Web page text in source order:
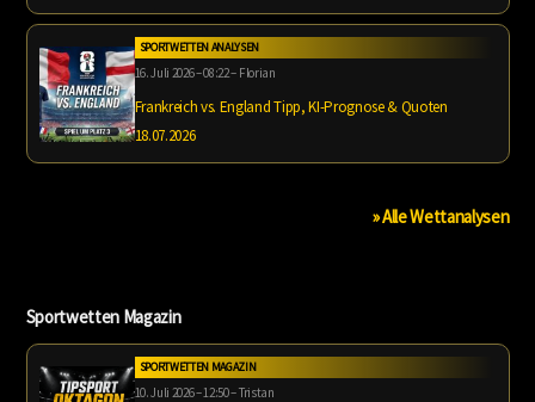
SPORTWETTEN ANALYSEN
16. Juli 2026 – 08:22 – Florian
Frankreich vs. England Tipp, KI-Prognose & Quoten
18.07.2026
» Alle Wettanalysen
Sportwetten Magazin
SPORTWETTEN MAGAZIN
10. Juli 2026 – 12:50 – Tristan